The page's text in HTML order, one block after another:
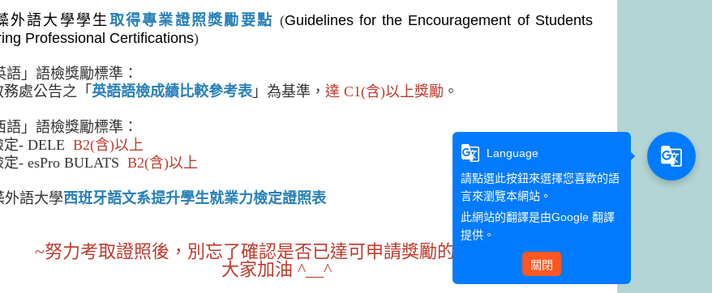
外語大學學生 取得專業證照獎勵要點 (Guidelines for the Encouragement of Students
Professional Certifications)
語」語檢獎勵標準：
處公告之「 英語語檢成績比較參考表」為基準， 達 C1(含)以上獎勵 。
語」語檢獎勵標準：
定- DELE B2(含)以上
- esPro BULATS B2(含)以上
外語大學西班牙語文系提升學生就業力檢定證照表
~努力考取證照後，別忘了確認是否已達可申請獎勵的標準哦~
大家加油 ^__^
g_translate
Language
請點選此按鈕來選擇您喜歡的語
言來瀏覽本網站。
此網站的翻譯是由Google 翻譯
提供。
關閉
g_translate